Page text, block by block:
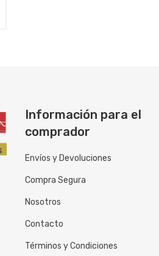
Información para el
comprador
Envíos y Devoluciones
Compra Segura
Nosotros
Contacto
Términos y Condiciones